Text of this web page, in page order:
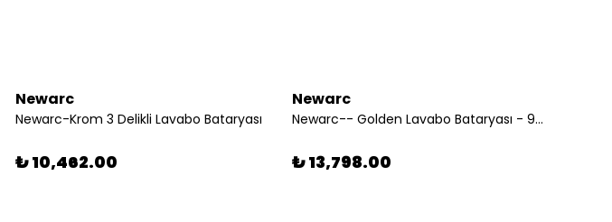
Newarc
Newarc-Krom 3 Delikli Lavabo Bataryası
₺ 10,462.00
Newarc
Newarc-- Golden Lavabo Bataryası - 951522 182079
₺ 13,798.00